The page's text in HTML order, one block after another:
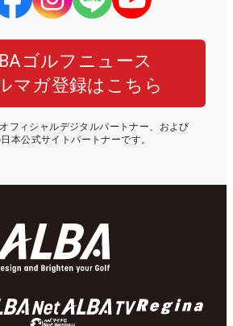
ゴルフニュース
マガ登録はこちら
フィシャルデジタルパートナー、および
本公式サイトパートナーです。